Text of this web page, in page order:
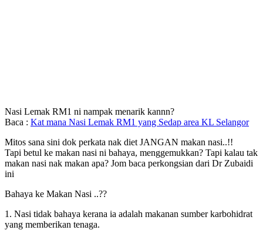
Nasi Lemak RM1 ni nampak menarik kannn?
Baca : Kat mana Nasi Lemak RM1 yang Sedap area KL Selangor
Mitos sana sini dok perkata nak diet JANGAN makan nasi..!!
Tapi betul ke makan nasi ni bahaya, menggemukkan? Tapi kalau tak
makan nasi nak makan apa? Jom baca perkongsian dari Dr Zubaidi
ini
Bahaya ke Makan Nasi ..??
1. Nasi tidak bahaya kerana ia adalah makanan sumber karbohidrat
yang memberikan tenaga.